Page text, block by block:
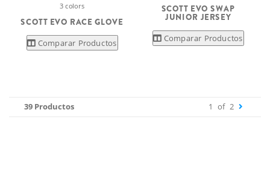
3 colors
SCOTT EVO RACE GLOVE
Comparar Productos
SCOTT EVO SWAP
JUNIOR JERSEY
Comparar Productos
39 Productos 1 of 2